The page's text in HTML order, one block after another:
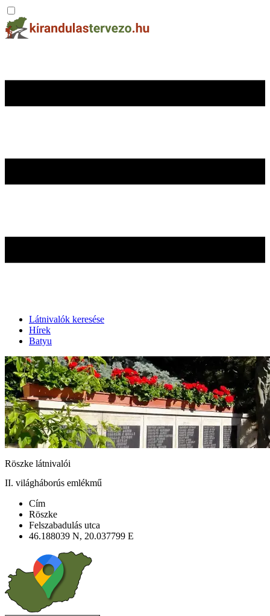
Látnivalók keresése
Hírek
Batyu
Röszke látnivalói
II. világháborús emlékmű
Cím
Röszke
Felszabadulás utca
46.188039 N, 20.037799 E